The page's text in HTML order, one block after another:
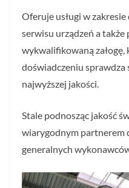
Oferuje usługi w
serwisu urządzeń a
wykwalifikowaną
doświadczeniu sprawdza
najwyższej jakości.
Stale podnosząc jakość
wiarygodnym partnerem
generalnych